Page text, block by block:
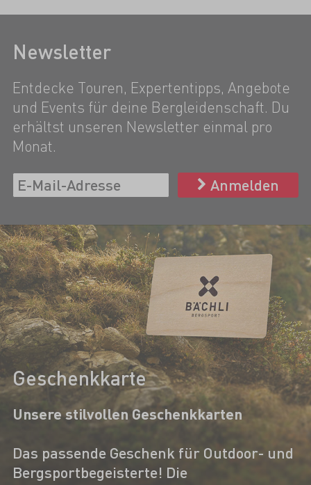
Newsletter
Entdecke Touren, Expertentipps, Angebote
und Events für deine Bergleidenschaft. Du
erhältst unseren Newsletter einmal pro
Monat.
Anmelden
Geschenkkarte
Unsere stilvollen Geschenkkarten
Das passende Geschenk für Outdoor- und
Bergsportbegeisterte! Die